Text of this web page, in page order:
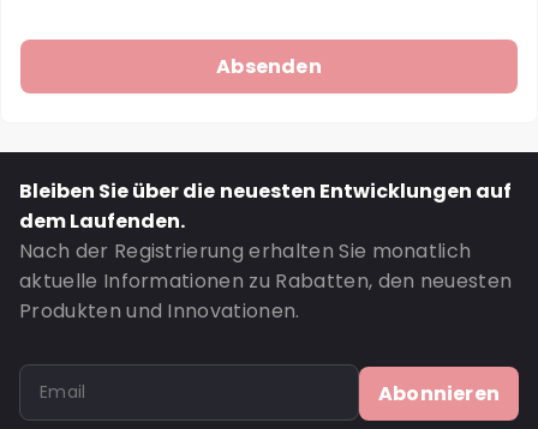
Bleiben Sie über die neuesten Entwicklungen auf
dem Laufenden.
Nach der Registrierung erhalten Sie monatlich
aktuelle Informationen zu Rabatten, den neuesten
Produkten und Innovationen.
Abonnieren